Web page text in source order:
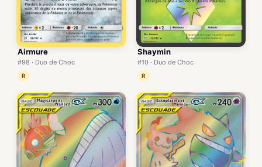
Airmure
#98 · Duo de Choc
R
Shaymin
#10 · Duo de Choc
R